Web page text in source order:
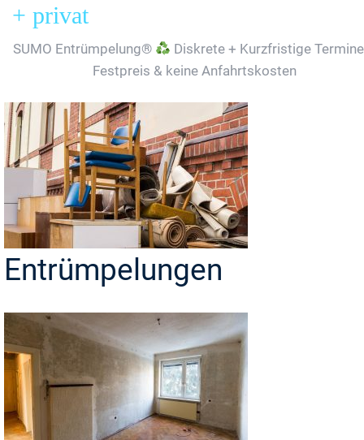
+ privat
SUMO Entrümpelung®
Diskrete + Kurzfristige
Festpreis & keine Anfahrtskosten
Entrümpelungen